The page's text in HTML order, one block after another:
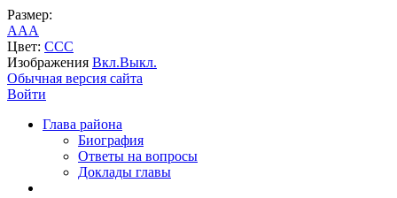
Размер:
AAA
Цвет: CCC
Изображения Вкл.Выкл.
Обычная версия сайта
Войти
Глава района
Биография
Ответы на вопросы
Доклады главы